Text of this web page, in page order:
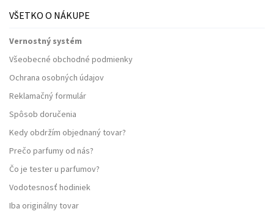
VŠETKO O NÁKUPE
Vernostný systém
Všeobecné obchodné podmienky
Ochrana osobných údajov
Reklamačný formulár
Spôsob doručenia
Kedy obdržím objednaný tovar?
Prečo parfumy od nás?
Čo je tester u parfumov?
Vodotesnosť hodiniek
Iba originálny tovar